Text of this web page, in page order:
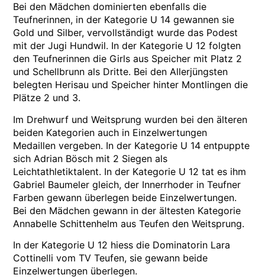
Bei den Mädchen dominierten ebenfalls die
Teufnerinnen, in der Kategorie U 14 gewannen sie
Gold und Silber, vervollständigt wurde das Podest
mit der Jugi Hundwil. In der Kategorie U 12 folgten
den Teufnerinnen die Girls aus Speicher mit Platz 2
und Schellbrunn als Dritte. Bei den Allerjüngsten
belegten Herisau und Speicher hinter Montlingen die
Plätze 2 und 3.
Im Drehwurf und Weitsprung wurden bei den älteren
beiden Kategorien auch in Einzelwertungen
Medaillen vergeben. In der Kategorie U 14 entpuppte
sich Adrian Bösch mit 2 Siegen als
Leichtathletiktalent. In der Kategorie U 12 tat es ihm
Gabriel Baumeler gleich, der Innerrhoder in Teufner
Farben gewann überlegen beide Einzelwertungen.
Bei den Mädchen gewann in der ältesten Kategorie
Annabelle Schittenhelm aus Teufen den Weitsprung.
In der Kategorie U 12 hiess die Dominatorin Lara
Cottinelli vom TV Teufen, sie gewann beide
Einzelwertungen überlegen.